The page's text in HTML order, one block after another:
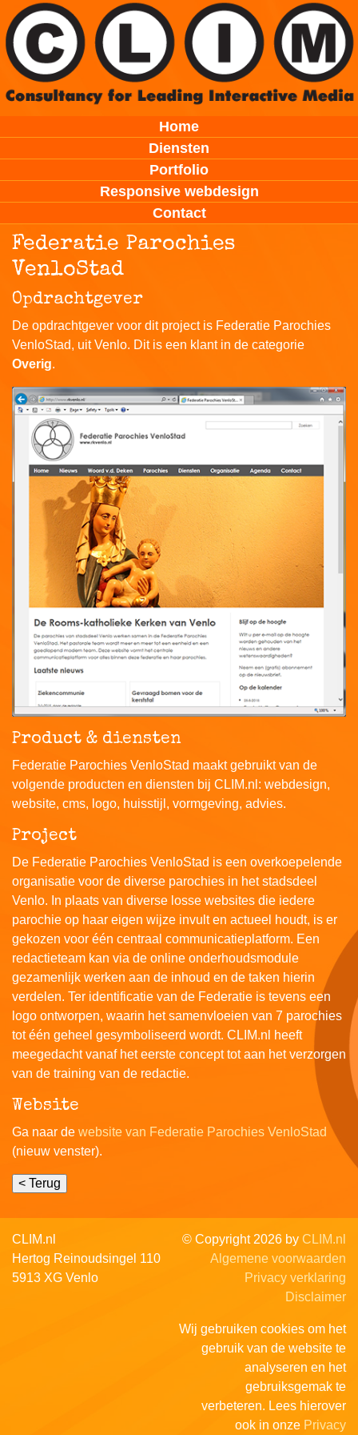
Home
Diensten
Portfolio
Responsive webdesign
Contact
Federatie Parochies
VenloStad
Opdrachtgever
De opdrachtgever voor dit project is Federatie Parochies
VenloStad, uit Venlo. Dit is een klant in de categorie
Overig.
Product & diensten
Federatie Parochies VenloStad maakt gebruikt van de
volgende producten en diensten bij CLIM.nl: webdesign,
website, cms, logo, huisstijl, vormgeving, advies.
Project
De Federatie Parochies VenloStad is een overkoepelende
organisatie voor de diverse parochies in het stadsdeel
Venlo. In plaats van diverse losse websites die iedere
parochie op haar eigen wijze invult en actueel houdt, is er
gekozen voor één centraal communicatieplatform. Een
redactieteam kan via de online onderhoudsmodule
gezamenlijk werken aan de inhoud en de taken hierin
verdelen. Ter identificatie van de Federatie is tevens een
logo ontworpen, waarin het samenvloeien van 7 parochies
tot één geheel gesymboliseerd wordt. CLIM.nl heeft
meegedacht vanaf het eerste concept tot aan het verzorgen
van de training van de redactie.
Website
Ga naar de website van Federatie Parochies VenloStad
(nieuw venster).
CLIM.nl
Hertog Reinoudsingel 110
5913 XG Venlo
© Copyright 2026 by CLIM.nl
Algemene voorwaarden
Privacy verklaring
Disclaimer
Wij gebruiken cookies om het
gebruik van de website te
analyseren en het
gebruiksgemak te
verbeteren. Lees hierover
ook in onze Privacy